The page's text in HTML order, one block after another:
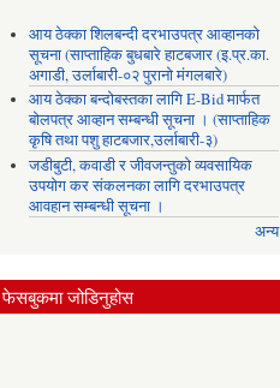
आय ठेक्का शिलबन्दी दरभाउपत्र आव्हानको
सूचना (साप्ताहिक बुधबारे हाटबजार (इ.प्र.का.
अगाडी, उर्लाबारी-०२ पुरानो मंगलबारे)
आय ठेक्का बन्दोबस्तका लागि E-Bid मार्फत
बोलपत्र आव्हान सम्बन्धी सूचना । (साप्ताहिक
कृषि तथा पशु हाटबजार,उर्लाबारी-३)
जडीबुटी, कवाडी र जीवजन्तुको व्यवसायिक
उपयोग कर संकलनका लागि दरभाउपत्र
आवहान सम्बन्धी सूचना ।
अन्य
फेसबुकमा जोडिनुहोस